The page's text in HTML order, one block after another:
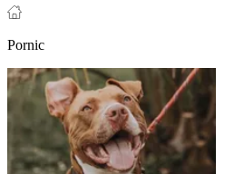
Pornic